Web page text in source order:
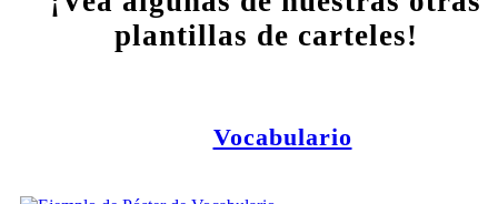
plantillas de carteles!
Vocabulario